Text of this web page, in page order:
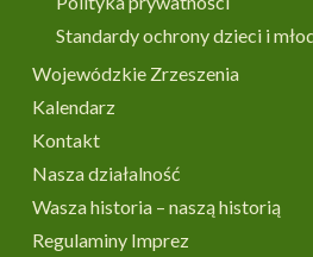
Standardy ochrony dzieci i
Wojewódzkie Zrzeszenia
Kalendarz
Kontakt
Nasza działalność
Wasza historia – naszą historią
Regulaminy Imprez